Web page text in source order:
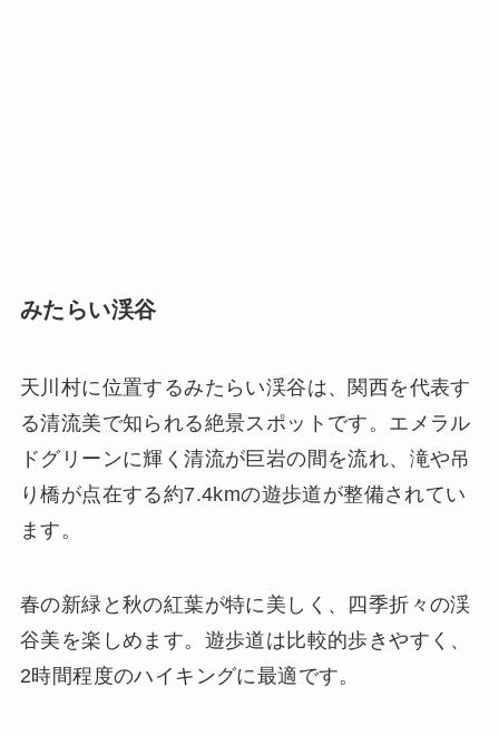
みたらい渓谷
天川村に位置するみたらい渓谷は、関西を代表す
る清流美で知られる絶景スポットです。エメラル
ドグリーンに輝く清流が巨岩の間を流れ、滝や吊
り橋が点在する約7.4kmの遊歩道が整備されてい
ます。
春の新緑と秋の紅葉が特に美しく、四季折々の渓
谷美を楽しめます。遊歩道は比較的歩きやすく、
2時間程度のハイキングに最適です。